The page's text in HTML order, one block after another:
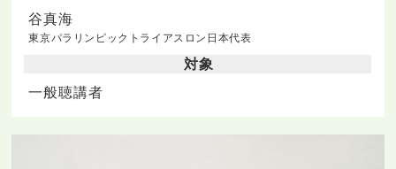
谷真海
東京パラリンピックトライアスロン日本代表
対象
一般聴講者